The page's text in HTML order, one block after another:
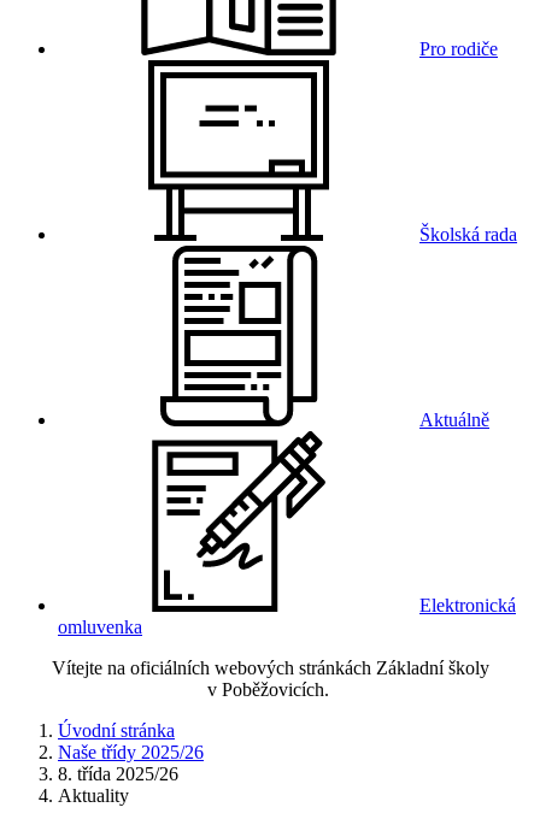
Pro rodiče
Školská rada
Aktuálně
Elektronická
omluvenka
Vítejte na oficiálních webových stránkách Základní školy
v Poběžovicích.
Úvodní stránka
Naše třídy 2025/26
8. třída 2025/26
Aktuality